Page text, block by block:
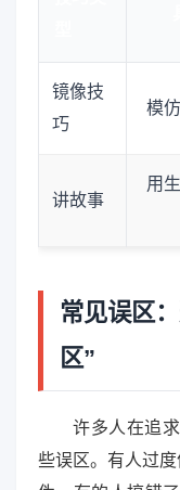
镜像技
巧
模
讲故事
用
常见误区
区”
许多人在追
些误区。有人过度